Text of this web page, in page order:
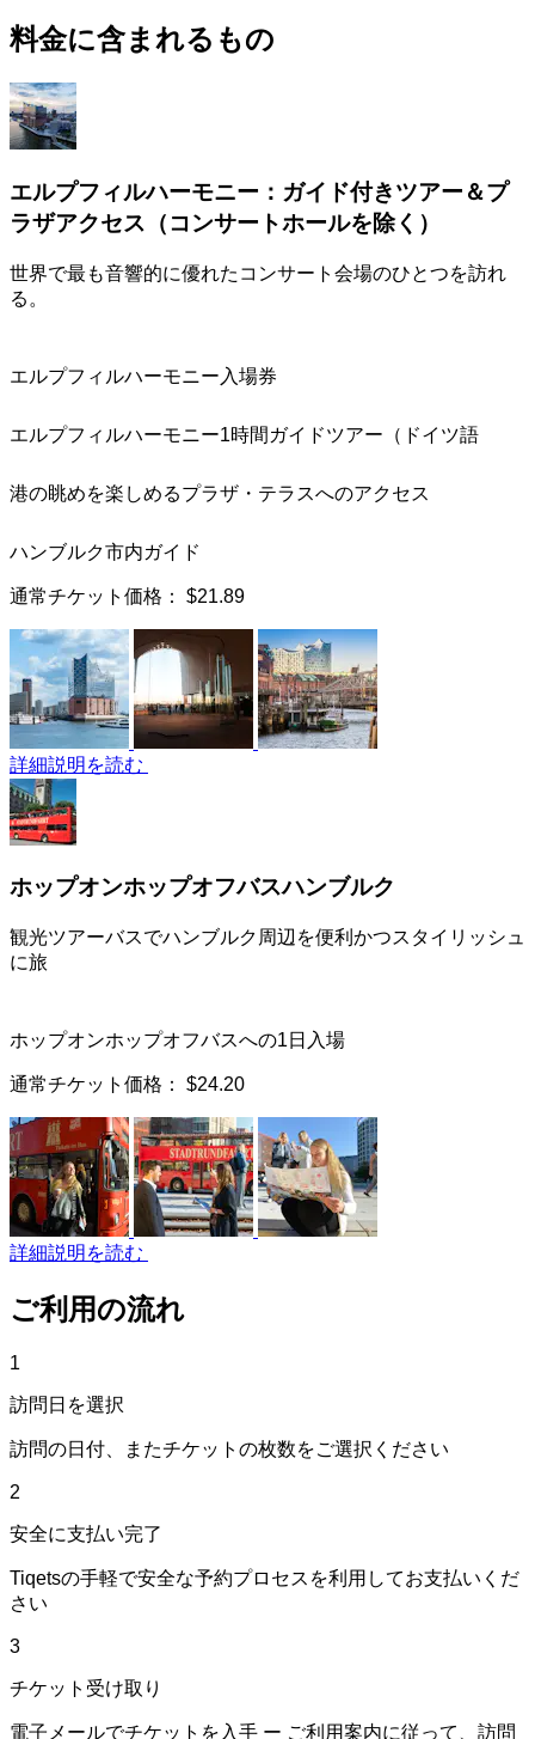
料金に含まれるもの
エルプフィルハーモニー：ガイド付きツアー＆プ
ラザアクセス（コンサートホールを除く）
世界で最も音響的に優れたコンサート会場のひとつを訪れ
る。
エルプフィルハーモニー入場券
エルプフィルハーモニー1時間ガイドツアー（ドイツ語
港の眺めを楽しめるプラザ・テラスへのアクセス
ハンブルク市内ガイド
通常チケット価格： $21.89
詳細説明を読む
ホップオンホップオフバスハンブルク
観光ツアーバスでハンブルク周辺を便利かつスタイリッシュ
に旅
ホップオンホップオフバスへの1日入場
通常チケット価格： $24.20
詳細説明を読む
ご利用の流れ
1
訪問日を選択
訪問の日付、またチケットの枚数をご選択ください
2
安全に支払い完了
Tiqetsの手軽で安全な予約プロセスを利用してお支払いくだ
さい
3
チケット受け取り
電子メールでチケットを入手 ー ご利用案内に従って、訪問